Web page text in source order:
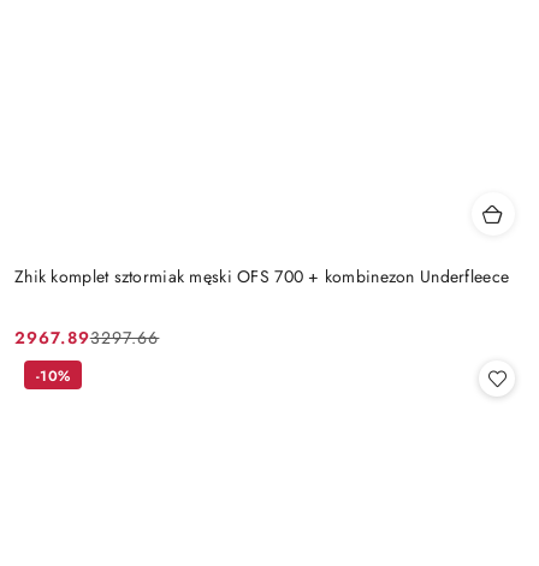
Zhik komplet sztormiak męski OFS 700 + kombinezon Underfleece
Cena
promocyjna:
2967.89
Cena
przed
3297.66
-10%